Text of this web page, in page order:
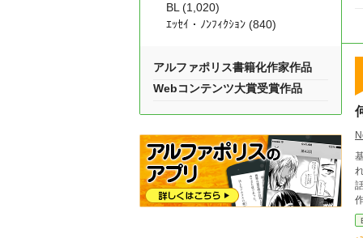
れば
話上手
BL (1,020)
ｴｯｾｲ・ﾉﾝﾌｨｸｼｮﾝ (840)
アルファポリス書籍化作家作品
Webコンテンツ大賞受賞作品